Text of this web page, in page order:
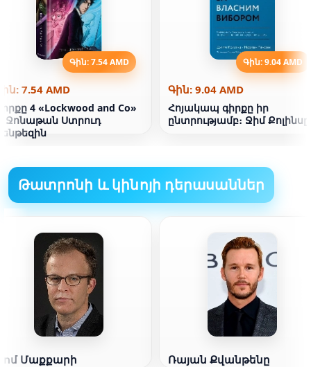
Գին: 7.54 AMD
7.54 AMD
4 «Lockwood and Co»
Ջոնաթան Ստրուդ
Գին: 9.04 AMD
Գին: 9.04 AMD
Հոյակապ գիրքը իր
ընտրությամբ։ Ջիմ Քոլինսը
Թատրոնի և կինոյի դերասաններ
Մաքքարի Ռայան Քվանթենը